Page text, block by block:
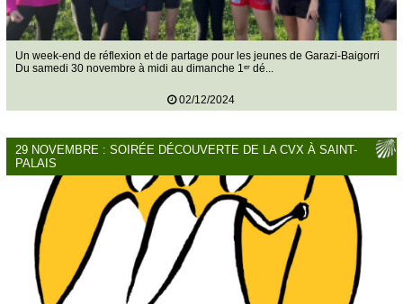
Un week-end de réflexion et de partage pour les jeunes de Garazi-Baigorri
Du samedi 30 novembre à midi au dimanche 1ᵉʳ dé...
02/12/2024
29 NOVEMBRE : SOIRÉE DÉCOUVERTE DE LA CVX À SAINT-
PALAIS